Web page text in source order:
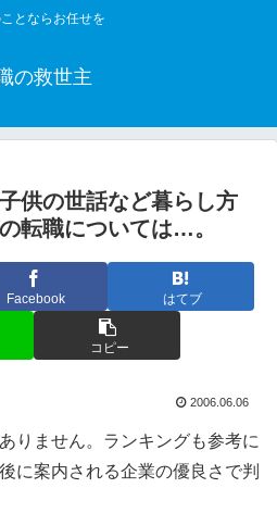
とならお任せを
の救世主
供の世話など暮らし方
転職については…。
Facebook はてブ
コピー
2006.06.06
りません。ランキングも参考に
に案内される企業の優良さで判